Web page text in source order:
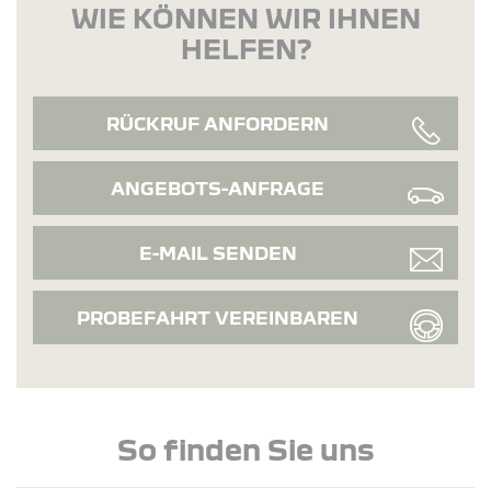
WIE KÖNNEN WIR IHNEN
HELFEN?
RÜCKRUF ANFORDERN
ANGEBOTS-ANFRAGE
E-MAIL SENDEN
PROBEFAHRT VEREINBAREN
So finden Sie uns